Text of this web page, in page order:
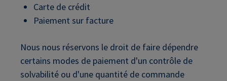
Carte de crédit
Paiement sur facture
Nous nous réservons le droit de faire dépendre
certains modes de paiement d'un contrôle de
solvabilité ou d'une quantité de commande